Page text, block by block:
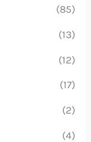
(85)
(13)
(12)
(17)
(2)
(4)